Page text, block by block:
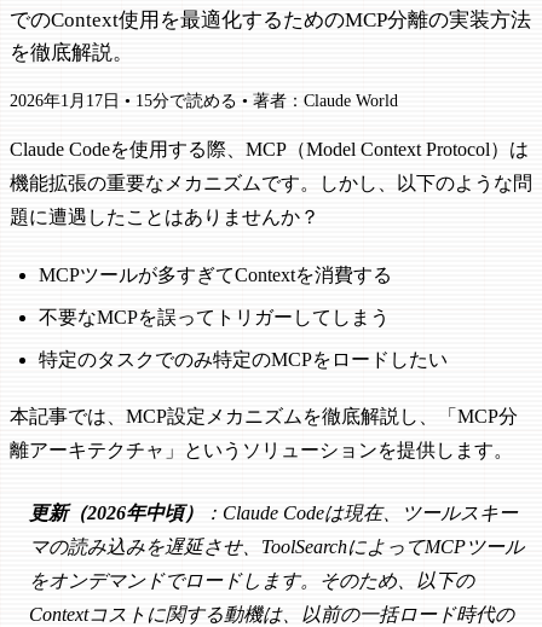
でのContext使用を最適化するためのMCP分離の実装方法
を徹底解説。
2026年1月17日 • 15分で読める • 著者：Claude World
Claude Codeを使用する際、MCP（Model Context Protocol）は
機能拡張の重要なメカニズムです。しかし、以下のような問
題に遭遇したことはありませんか？
MCPツールが多すぎてContextを消費する
不要なMCPを誤ってトリガーしてしまう
特定のタスクでのみ特定のMCPをロードしたい
本記事では、MCP設定メカニズムを徹底解説し、「MCP分
離アーキテクチャ」というソリューションを提供します。
更新（2026年中頃）
：Claude Codeは現在、ツールスキー
マの読み込みを遅延させ、ToolSearchによってMCPツール
をオンデマンドでロードします。そのため、以下の
Contextコストに関する動機は、以前の一括ロード時代の